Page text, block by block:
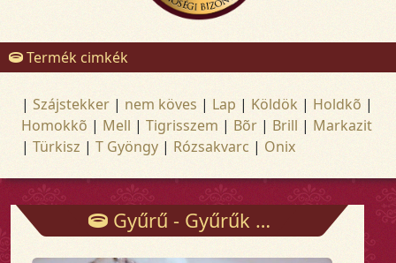
Termék cimkék
| Szájstekker | nem köves | Lap | Köldök | Holdkõ |
Homokkõ | Mell | Tigrisszem | Bõr | Brill | Markazit
| Türkisz | T Gyöngy | Rózsakvarc | Onix
Gyűrű - Gyűrűk - Arany és ezüst ékszerek